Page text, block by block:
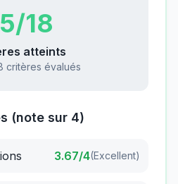
/18
atteints
critères évalués
(note sur 4)
3.67/4(Excellent)